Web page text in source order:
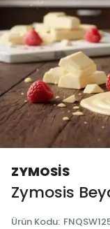
ZYMOSİS
Zymosis
Ürün Kodu: